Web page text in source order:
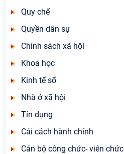
Quy chế
Quyền dân sự
Chính sách xã hội
Khoa học
Kinh tế số
Nhà ở xã hội
Tín dụng
Cải cách hành chính
Cán bộ công chức- viên chức